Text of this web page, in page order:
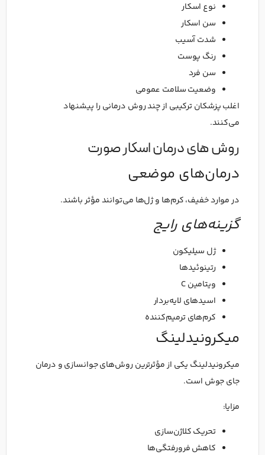
نوع اسکار
سن اسکار
شدت آسیب
رنگ پوست
سن فرد
وضعیت سلامت عمومی
اغلب پزشکان ترکیبی از چند روش درمانی را پیشنهاد
می‌کنند.
روش های درمان اسکار صورت
درمان‌های موضعی
در موارد خفیف، کرم‌ها و ژل‌ها می‌توانند مؤثر باشند.
گزینه‌های رایج
ژل سیلیکون
رتینوئیدها
ویتامین C
اسیدهای لایه‌بردار
کرم‌های ترمیم‌کننده
میکرونیدلینگ
میکرونیدلینگ یکی از مؤثرترین روش‌های جوانسازی و درمان
جای جوش است.
مزایا:
تحریک کلاژن‌سازی
کاهش فرورفتگی‌ها